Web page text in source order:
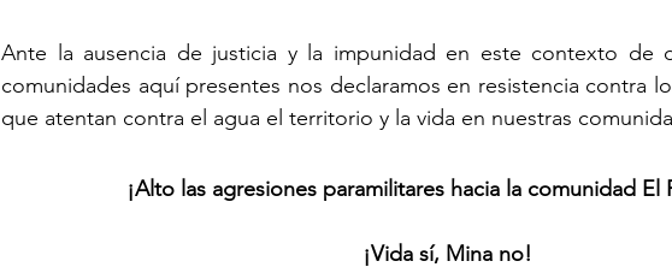
Ante la ausencia de justicia y la impunidad en este contexto de
comunidades aquí presentes nos declaramos en resistencia contra
que atentan contra el agua el territorio y la vida en nuestras
¡Alto las agresiones paramilitares hacia la comunidad El
¡Vida sí, Mina no!